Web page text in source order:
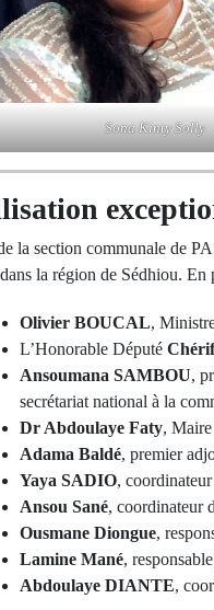
Sona Kinty Solly
la section communale de
la région de Sédhiou. En
Olivier BOUCAL,
L’Honorable Député
Ansoumana SAMBOU,
secrétariat national à la
Dr Abdoulaye Faty,
Adama Baldé, premier
Yaya SADIO,
Ansou Sané, coordinateur
Ousmane Diongue,
Lamine Mané,
Abdoulaye DIANTE,